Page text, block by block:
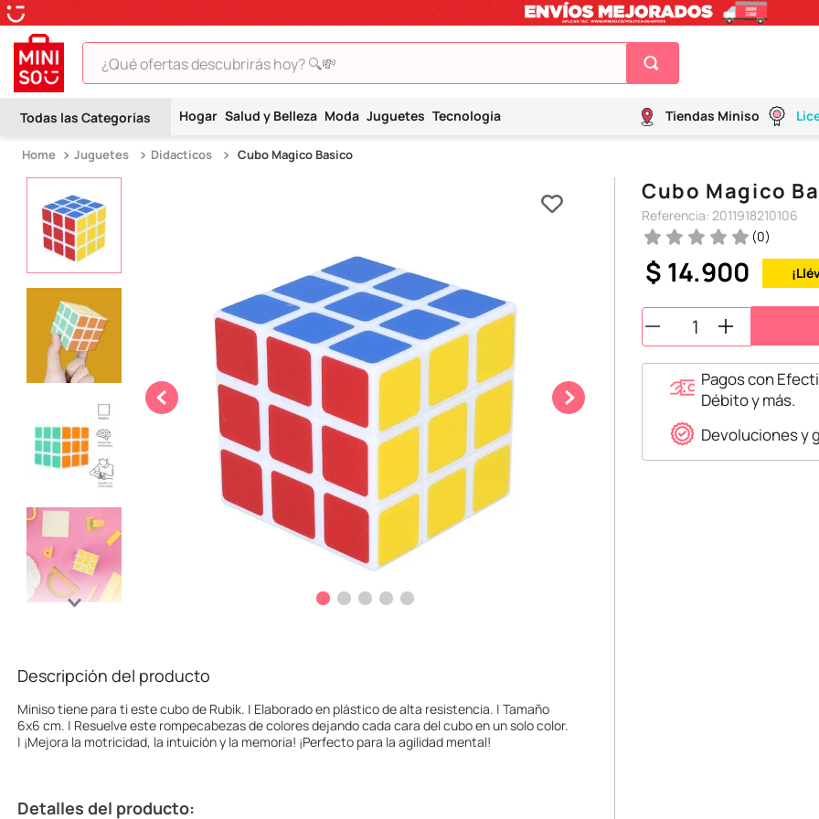
¿Qué ofertas descubrirás hoy? 🔍💸
Hogar Salud y Belleza Moda Juguetes Tecnología Tiendas Miniso
Juguetes Didacticos Cubo Magico Basico
Descripción del producto
Miniso tiene para ti este cubo de Rubik. | Elaborado en plástico de alta resistencia. | Tamaño
6x6 cm. | Resuelve este rompecabezas de colores dejando cada cara del cubo en un solo color.
| ¡Mejora la motricidad, la intuición y la memoria! ¡Perfecto para la agilidad mental!
Detalles del producto:
Cubo Magico
Referencia: 2011918210106
(0)
$ 14.900
Pagos con
Débito y más.
Devoluciones y
TÉRMINOS MÁS BUSCADOS
2
hello kitty
toy story
9.
llaveros
. one piece